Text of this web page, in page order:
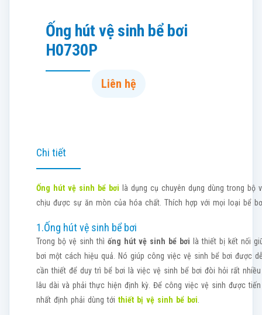
Ống hút vệ sinh bể bơi
H0730P
Liên hệ
Chi tiết
Ống hút vệ sinh bể bơi là dụng cụ chuyên dụng dùng trong bộ
chịu được sự ăn mòn của hóa chất. Thích hợp với mọi loại bể
1.Ống hút vệ sinh bể bơi
Trong bộ vệ sinh thì ống hút vệ sinh bể bơi là thiết bị kết nối
bơi một cách hiệu quả. Nó giúp công việc vệ sinh bể bơi được
cần thiết để duy trì bể bơi là việc vệ sinh bể bơi đòi hỏi rất
lâu dài và phải thực hiện định kỳ. Để công việc vệ sinh được
nhất định phải dùng tới thiết bị vệ sinh bể bơi